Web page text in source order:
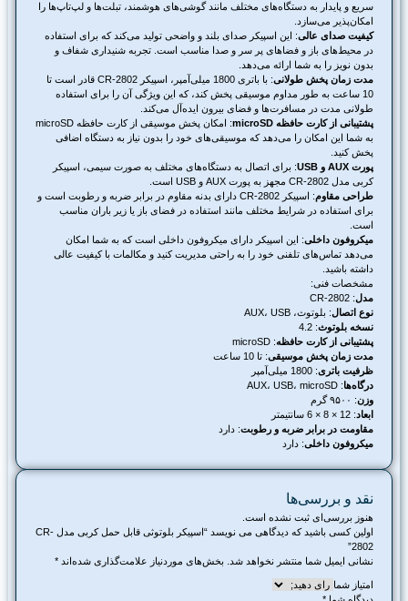
سریع و پایدار به دستگاه‌های مختلف مانند گوشی‌های هوشمند، تبلت‌ها و لپ‌تاپ‌ها را
امکان‌پذیر می‌سازد.
کیفیت صدای عالی: این اسپیکر صدای بلند و واضحی تولید می‌کند که برای استفاده
در محیط‌های باز و فضاهای پر سر و صدا مناسب است. تجربه شنیداری شفاف و
بدون نویز را به شما ارائه می‌دهد.
مدت زمان پخش طولانی
: با باتری 1800 میلی‌آمپر، اسپیکر CR-2802 قادر است تا
10 ساعت به طور مداوم موسیقی پخش کند، که این ویژگی آن را برای استفاده
طولانی مدت در مسافرت‌ها و فضای بیرون ایده‌آل می‌کند.
پشتیبانی از کارت حافظه microSD
: امکان پخش موسیقی از کارت حافظه microSD
به شما این امکان را می‌دهد که موسیقی‌های خود را بدون نیاز به دستگاه اضافی
پخش کنید.
: برای اتصال به دستگاه‌های مختلف به صورت سیمی، اسپیکر
کربی مدل CR-2802 مجهز به پورت AUX و USB است.
طراحی مقاوم
: اسپیکر CR-2802 دارای بدنه مقاوم در برابر ضربه و رطوبت است و
برای استفاده در شرایط مختلف مانند استفاده در فضای باز یا زیر باران مناسب
میکروفون داخلی : این اسپیکر دارای میکروفون داخلی است که به شما امکان
می‌دهد تماس‌های تلفنی خود را به راحتی مدیریت کنید و مکالمات با کیفیت عالی
داشته باشید.
مشخصات فنی:
نوع اتصال : بلوتوث، AUX، USB
نسخه بلوتوث: 4.2
پشتیبانی از کارت حافظه: microSD
مدت زمان پخش موسیقی: تا 10 ساعت
ظرفیت باتری: 1800 میلی‌آمپر
درگاه‌ها: AUX، USB، microSD
مقاومت در برابر ضربه و رطوبت: دارد
میکروفون داخلی : دارد
نقد و بررسی‌ها
هنوز بررسی‌ای ثبت نشده است.
اولین کسی باشید که دیدگاهی می نویسد “اسپیکر بلوتوثی قابل حمل کربی مدل CR-
نشانی ایمیل شما منتشر نخواهد شد. بخش‌های موردنیاز علامت‌گذاری شده‌اند*
امتیاز شما